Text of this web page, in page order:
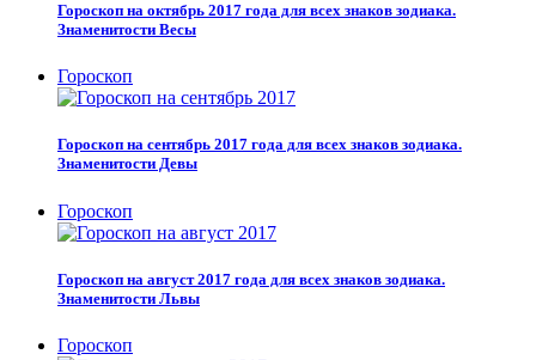
Гороскоп на октябрь 2017 года для всех знаков зодиака.
Знаменитости Весы
Гороскоп
Гороскоп на сентябрь 2017 года для всех знаков зодиака.
Знаменитости Девы
Гороскоп
Гороскоп на август 2017 года для всех знаков зодиака.
Знаменитости Львы
Гороскоп